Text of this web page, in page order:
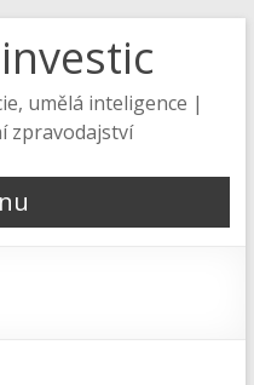
umělá inteligence |
zpravodajství